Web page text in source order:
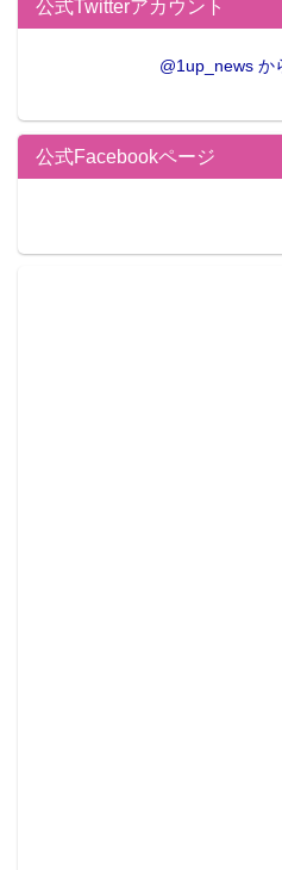
グッズが買えるショップがオ
●編集部オススメ
人気プロチーム
公式Twitterアカウント
@1up_news か
公式Facebookページ